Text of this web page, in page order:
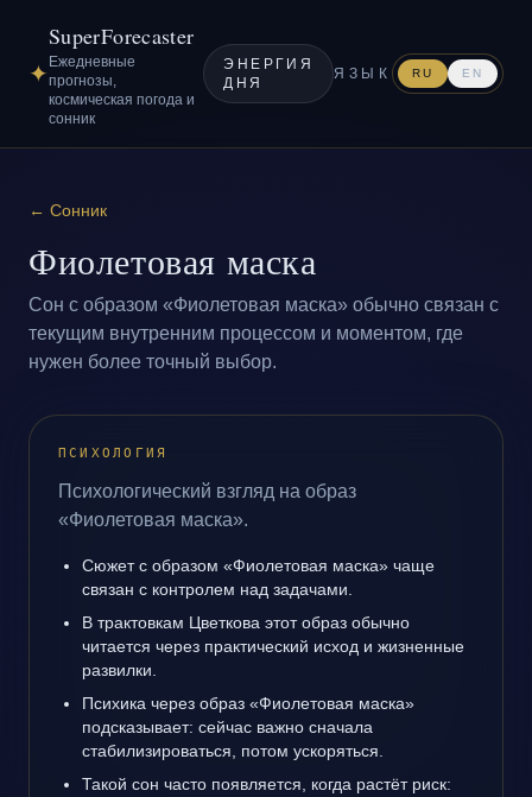
✦
SuperForecaster
Ежедневные
прогнозы,
космическая погода и
сонник
ЭНЕРГИЯ
ДНЯ
ЯЗЫК RU EN
← Сонник
Фиолетовая маска
Сон с образом «Фиолетовая маска» обычно связан с
текущим внутренним процессом и моментом, где
нужен более точный выбор.
ПСИХОЛОГИЯ
Психологический взгляд на образ
«Фиолетовая маска».
Сюжет с образом «Фиолетовая маска» чаще
связан с контролем над задачами.
В трактовкам Цветкова этот образ обычно
читается через практический исход и жизненные
развилки.
Психика через образ «Фиолетовая маска»
подсказывает: сейчас важно сначала
стабилизироваться, потом ускоряться.
Такой сон часто появляется, когда растёт риск: